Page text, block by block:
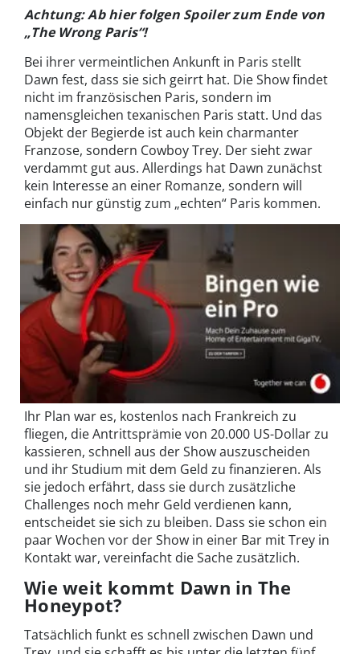
Achtung: Ab hier folgen Spoiler zum Ende von
„The Wrong Paris“!
Bei ihrer vermeintlichen Ankunft in Paris stellt
Dawn fest, dass sie sich geirrt hat. Die Show findet
nicht im französischen Paris, sondern im
namensgleichen texanischen Paris statt. Und das
Objekt der Begierde ist auch kein charmanter
Franzose, sondern Cowboy Trey. Der sieht zwar
verdammt gut aus. Allerdings hat Dawn zunächst
kein Interesse an einer Romanze, sondern will
einfach nur günstig zum „echten“ Paris kommen.
Ihr Plan war es, kostenlos nach Frankreich zu
fliegen, die Antrittsprämie von 20.000 US-Dollar zu
kassieren, schnell aus der Show auszuscheiden
und ihr Studium mit dem Geld zu finanzieren. Als
sie jedoch erfährt, dass sie durch zusätzliche
Challenges noch mehr Geld verdienen kann,
entscheidet sie sich zu bleiben. Dass sie schon ein
paar Wochen vor der Show in einer Bar mit Trey in
Kontakt war, vereinfacht die Sache zusätzlich.
Wie weit kommt Dawn in The
Honeypot?
Tatsächlich funkt es schnell zwischen Dawn und